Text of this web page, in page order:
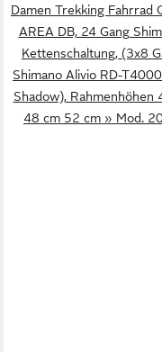
Damen Trekking Fahrrad
AREA DB, 24 Gang
Kettenschaltung, (3x8
Shimano Alivio RD-
Shadow), Rahmenhöhen
48 cm 52 cm » Mod.